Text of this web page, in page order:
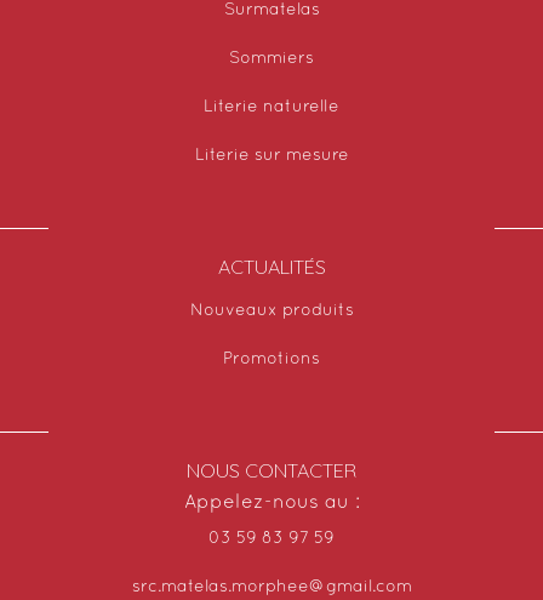
Surmatelas
Sommiers
Literie naturelle
Literie sur mesure
ACTUALITÉS
Nouveaux produits
Promotions
NOUS CONTACTER
Appelez-nous au :
03 59 83 97 59
src.matelas.morphee@gmail.com